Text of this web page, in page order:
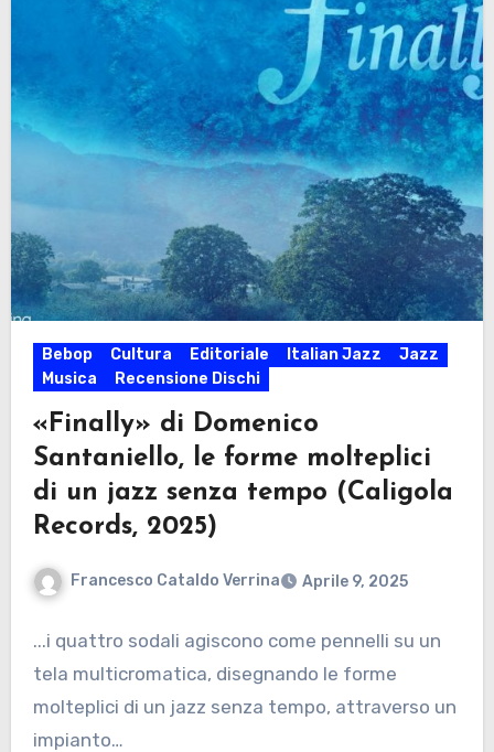
Bebop Cultura Editoriale Italian Jazz
Jazz
Musica
Recensione Dischi
«Finally» di Domenico
Santaniello, le forme molteplici
di un jazz senza tempo (Caligola
Records, 2025)
Francesco Cataldo Verrina Aprile 9, 2025
...i quattro sodali agiscono come pennelli su un
tela multicromatica, disegnando le forme
molteplici di un jazz senza tempo, attraverso un
impianto…